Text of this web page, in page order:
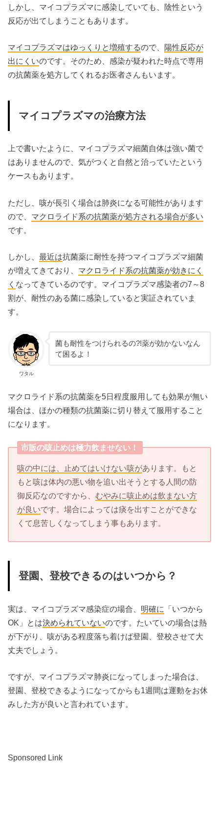
しかし、マイコプラズマに感染していても、陰性という
反応が出てしまうこともあります。
マイコプラズマはゆっくり と増殖するので、 陽性反応が
出にくいのです。そのため、感染が疑われた時点で専用
の抗菌薬を処方してくれるお医者さんもいます。
マイコプラズマの治療方法
上で書いたように、マイコプラズマ細菌自体は強い菌で
はありませんので、気がつくと自然と治っていたという
ケースもあります。
ただし、咳が長引く場合は肺炎になる可能性があります
ので、 マクロライド系の抗菌薬が処方される場合が多い
です。
しかし、最近は抗菌薬に耐性を持つマイコプラズマ細菌
が増えてきており、 マクロライド系の抗菌薬が効きにく
く なってきているのです。マイコプラズマ感染者の7～8
割が、耐性のある菌に感染していると実証されていま
す。
ワタル
菌も耐性をつけられるの?!薬が効かないなん
て困るよ！
マクロライド系の抗菌薬を5日程度服用しても効果が無い
場合は、ほかの種類の抗菌薬に切り替えて服用すること
になります。
市販の咳止めは極力飲ませない！
咳の中には、止めてはいけない咳があります。もと
もと咳は体内の悪い物を追い出そうとする人間の防
御反応なのですから、 むやみに咳止めは飲まない方
が良いです。場合によっては痰を出すことができな
くて息苦しくなってしまう事もあります。
登園、登校できるのはいつから？
実は、マイコプラズマ感染症の場合、 明確に
「いつから
OK」とは決められていないのです。たいていの場合は熱
が下がり、咳がある程度落ち着けば登園、登校させて大
丈夫でしょう。
ですが、マイコプラズマ肺炎になってしまった場合は、
登園、登校できるようになってからも1週間は運動をお休
みした方が良いと言われています。
Sponsored Link